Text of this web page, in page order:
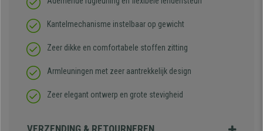
Kantelmechanisme instelbaar op gewicht
Zeer dikke en comfortabele stoffen zitting
Armleuningen met zeer aantrekkelijk design
Zeer elegant ontwerp en grote stevigheid